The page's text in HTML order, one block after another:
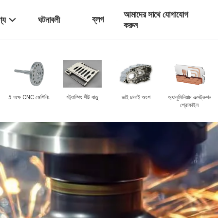
ঘটনাবলী ব্লগ
আমাদের সাথে যোগাযোগ
করুন
3D প্রিন্টিং পরিষেবা